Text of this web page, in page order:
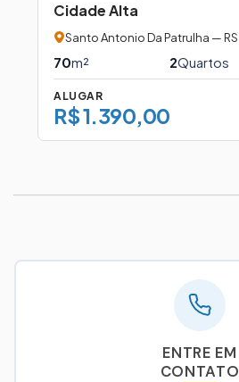
Cidade Alta
Santo Antonio Da Patrulha — RS
70m² 2Quartos
ALUGAR
R$ 1.390,00
ENTRE EM
CONTATO